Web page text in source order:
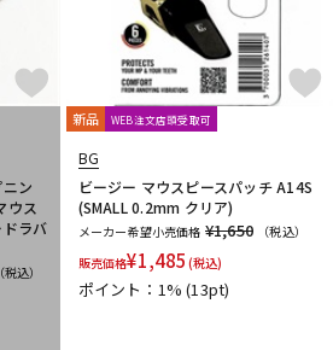
Martin(管)
MEYER
Monette
MONSTER OIL
Neptune
New Stone Lined
Mauriat Phil Barone
Pillinger
PROTEC Queen Brass
GEEK REKA
Reunion Blues
ROUSSEAU
ン
ウス
ラバ
（税込）
新品 WEB注文店頭受取可
BG
ビージー マウスピースパッチ A14S
(SMALL 0.2mm クリア)
メーカー希望小売価格 ¥1,650
（税込）
販売価格¥1,485 (税込)
ポイント：1%(13pt)